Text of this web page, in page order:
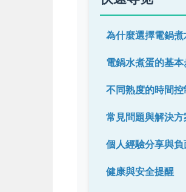
為什麼選擇電鍋煮
電鍋水煮蛋的基本
不同熟度的時間
常見問題與解決方
個人經驗分享與負
健康與安全提醒